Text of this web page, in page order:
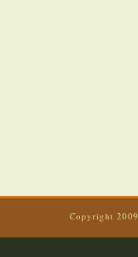
Copyright 2009